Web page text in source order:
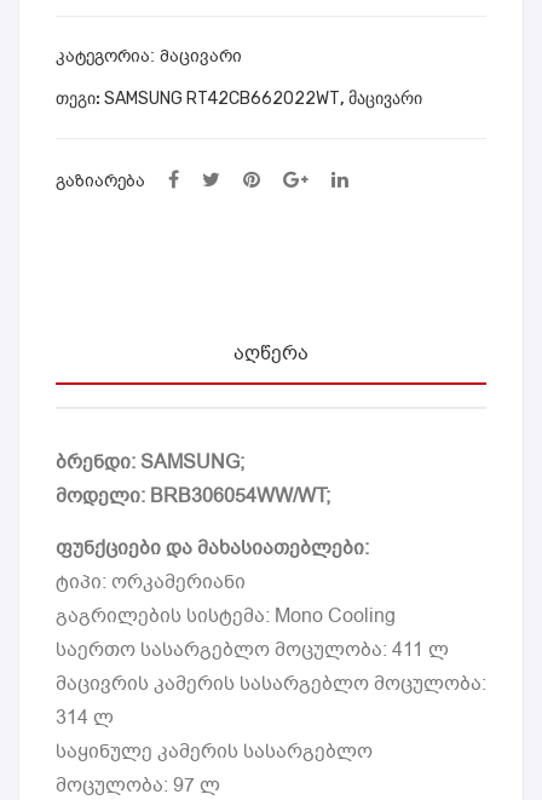
B30
ᲙᲐᲢᲔᲒᲝᲠᲘᲐ: მაცივარი
ᲗᲔᲒᲘ: SAMSUNG RT42CB662022WT, მაცივარი
ᲒᲐᲖᲘᲐᲠᲔᲑᲐ
ᲐᲦᲬᲔᲠᲐ
ბრენდი: SAMSUNG;
მოდელი: BRB306054WW/WT;
ფუნქციები და მახასიათებლები:
ტიპი: ორკამერიანი
გაგრილების სისტემა: Mono Cooling
საერთო სასარგებლო მოცულობა: 411 ლ
მაცივრის კამერის სასარგებლო მოცულობა:
314 ლ
საყინულე კამერის სასარგებლო
მოცულობა: 97 ლ